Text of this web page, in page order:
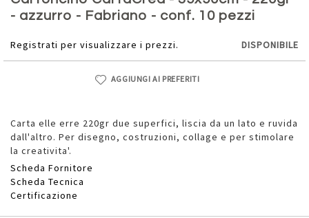
- azzurro - Fabriano - conf. 10 pezzi
Registrati per visualizzare i prezzi. DISPONIBILE
AGGIUNGI AI PREFERITI
Carta elle erre 220gr due superfici, liscia da un lato e ruvida
dall'altro. Per disegno, costruzioni, collage e per stimolare
la creativita'.
Scheda Fornitore
Scheda Tecnica
Certificazione
della
galleria
immagini